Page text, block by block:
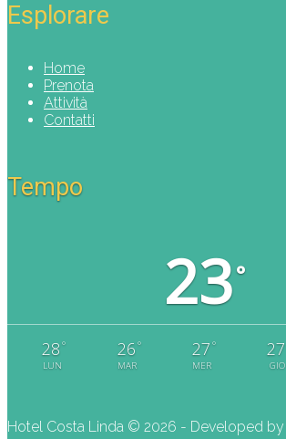
Esplorare
Home
Prenota
Attività
Contatti
Tempo
23°
28 °
LUN
26 °
MAR
27 °
MER
27
GIO
Hotel Costa Linda © 2026 - Developed by